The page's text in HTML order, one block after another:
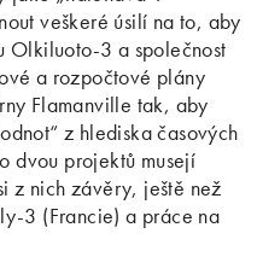
veškeré úsilí na to, aby
Olkiluoto-3 a společnost
a rozpočtové plány
Flamanville tak, aby
z hlediska časových
dvou projektů musejí
z nich závěry, ještě než
3 (Francie) a práce na